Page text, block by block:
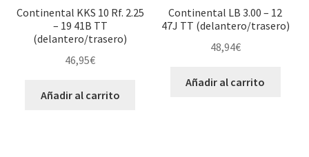
Continental KKS 10 Rf. 2.25
– 19 41B TT
(delantero/trasero)
46,95€
Añadir al carrito
Continental LB 3.00 – 12
47J TT (delantero/trasero)
48,94€
Añadir al carrito